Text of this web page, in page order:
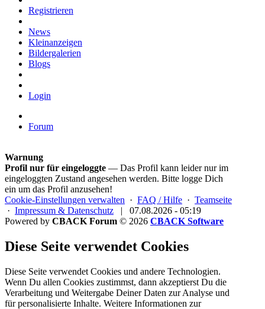
Registrieren
News
Kleinanzeigen
Bildergalerien
Blogs
Login
Forum
Warnung
Profil nur für eingeloggte — Das Profil kann leider nur im
eingeloggten Zustand angesehen werden. Bitte logge Dich
ein um das Profil anzusehen!
Cookie-Einstellungen verwalten · FAQ / Hilfe · Teamseite
· Impressum & Datenschutz |
07.08.2026 - 05:19
Powered by CBACK Forum © 2026 CBACK Software
Diese Seite verwendet Cookies
Diese Seite verwendet Cookies und andere Technologien.
Wenn Du allen Cookies zustimmst, dann akzeptierst Du die
Verarbeitung und Weitergabe Deiner Daten zur Analyse und
für personalisierte Inhalte. Weitere Informationen zur